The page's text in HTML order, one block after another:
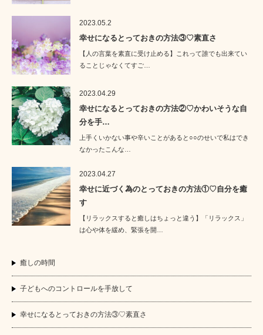
2023.05.2
幸せになるとっておきの方法③♡素直さ
【人の言葉を素直に受け止める】これって誰でも出来てい
ることじゃなくてすご…
2023.04.29
幸せになるとっておきの方法②♡かわいそうな自
分を手…
上手くいかない事や辛いことがあると○○のせいで私はでき
なかったこんな…
2023.04.27
幸せに近づく為のとっておきの方法①♡自分を癒
す
【リラックスすると癒しはちょっと違う】「リラックス」
は心や体を緩め、緊張を開…
癒しの時間
子どもへのコントロールを手放して
幸せになるとっておきの方法③♡素直さ